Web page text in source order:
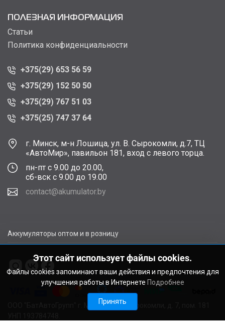
ПОЛЕЗНАЯ ИНФОРМАЦИЯ
Статьи
Политика конфиденциальности
+375(29) 653 56 59
+375(29) 152 50 50
+375(29) 767 51 03
+375(25) 747 37 64
г. Минск, м-н Лошица, ул. В. Сырокомли, д.7, ТЦ
«АвтоМир», павильон 181, вход с левого торца.
пн-пт с 9.00 до 20.00,
сб-вск с 9.00 до 19.00
contact@akumulator.by
Аккумуляторы оптом и в розницу
ООО "БатАвтоГрупп" г. Минск, ул. В. Сырокомли, д. 7, пом. 181
Этот сайт использует файлы cookies.
Файлы cookies запоминают ваши действия и предпочтения для
улучшения работы в Интернете Подробнее
Принять